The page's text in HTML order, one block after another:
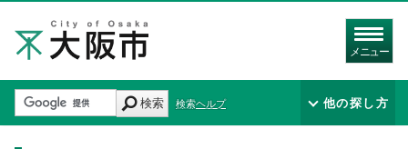
メニュー
検索 検索ヘルプ 他の探し方